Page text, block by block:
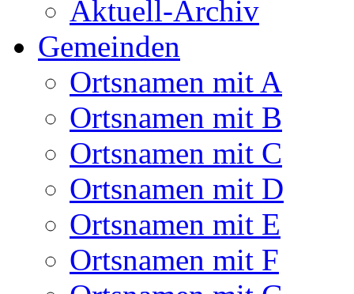
Aktuell-Archiv
Gemeinden
Ortsnamen mit A
Ortsnamen mit B
Ortsnamen mit C
Ortsnamen mit D
Ortsnamen mit E
Ortsnamen mit F